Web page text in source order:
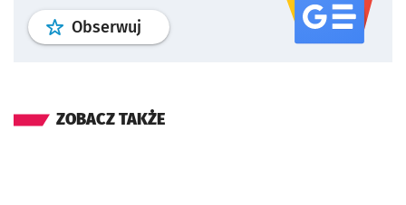
Obserwuj profil serwisu
ZOBACZ TAKŻE